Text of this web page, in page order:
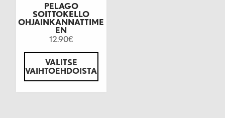
PELAGO
SOITTOKELLO
OHJAINKANNATTIME
EN
12.90€
VALITSE
VAIHTOEHDOISTA